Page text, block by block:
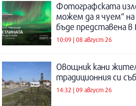
Фотографската
можем да я чуем“
бъде представена в
10:09 | 08 август 26
Овощник кани
традиционния си
14:32 | 09 август 26